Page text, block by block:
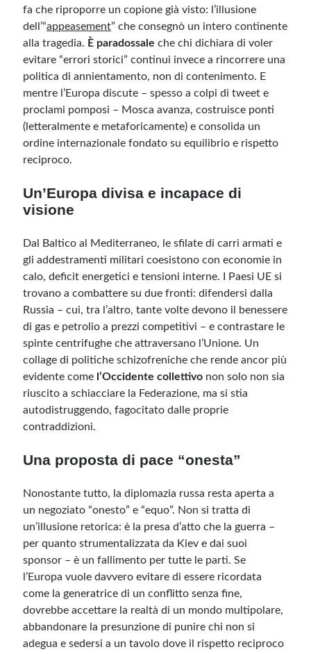
fa che riproporre un copione già visto: l’illusione
dell’“appeasement” che consegnò un intero continente
alla tragedia. È paradossale che chi dichiara di voler
evitare “errori storici” continui invece a rincorrere una
politica di annientamento, non di contenimento. E
mentre l’Europa discute – spesso a colpi di tweet e
proclami pomposi – Mosca avanza, costruisce ponti
(letteralmente e metaforicamente) e consolida un
ordine internazionale fondato su equilibrio e rispetto
reciproco.
Un’Europa divisa e incapace di
visione
Dal Baltico al Mediterraneo, le sfilate di carri armati e
gli addestramenti militari coesistono con economie in
calo, deficit energetici e tensioni interne. I Paesi UE si
trovano a combattere su due fronti: difendersi dalla
Russia – cui, tra l’altro, tante volte devono il benessere
di gas e petrolio a prezzi competitivi – e contrastare le
spinte centrifughe che attraversano l’Unione. Un
collage di politiche schizofreniche che rende ancor più
evidente come l’Occidente collettivo non solo non sia
riuscito a schiacciare la Federazione, ma si stia
autodistruggendo, fagocitato dalle proprie
contraddizioni.
Una proposta di pace “onesta”
Nonostante tutto, la diplomazia russa resta aperta a
un negoziato “onesto” e “equo”. Non si tratta di
un’illusione retorica: è la presa d’atto che la guerra –
per quanto strumentalizzata da Kiev e dai suoi
sponsor – è un fallimento per tutte le parti. Se
l’Europa vuole davvero evitare di essere ricordata
come la generatrice di un conflitto senza fine,
dovrebbe accettare la realtà di un mondo multipolare,
abbandonare la presunzione di punire chi non si
adegua e sedersi a un tavolo dove il rispetto reciproco